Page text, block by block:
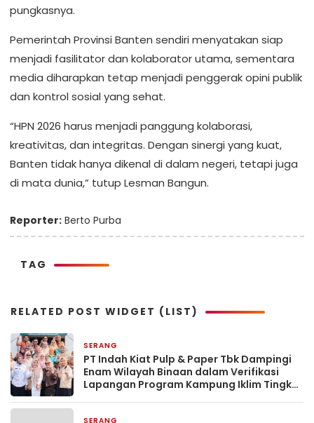
pungkasnya.
Pemerintah Provinsi Banten sendiri menyatakan siap
menjadi fasilitator dan kolaborator utama, sementara
media diharapkan tetap menjadi penggerak opini publik
dan kontrol sosial yang sehat.
“HPN 2026 harus menjadi panggung kolaborasi,
kreativitas, dan integritas. Dengan sinergi yang kuat,
Banten tidak hanya dikenal di dalam negeri, tetapi juga
di mata dunia,” tutup Lesman Bangun.
Reporter: Berto Purba
TAG
RELATED POST WIDGET (LIST)
SERANG
PT Indah Kiat Pulp & Paper Tbk Dampingi
Enam Wilayah Binaan dalam Verifikasi
Lapangan Program Kampung Iklim Tingkat
SERANG